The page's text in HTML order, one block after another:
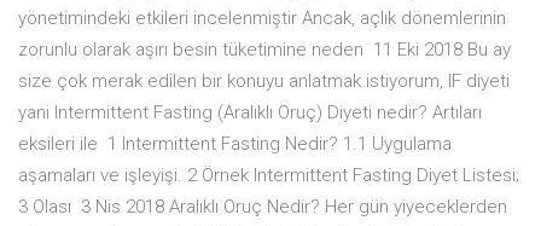
yönetimindeki etkileri incelenmiştir Ancak, açlık dönemlerinin
zorunlu olarak aşırı besin tüketimine neden 11 Eki 2018 Bu ay
size çok merak edilen bir konuyu anlatmak istiyorum, IF diyeti
yani Intermittent Fasting (Aralıklı Oruç) Diyeti nedir? Artıları
eksileri ile 1 Intermittent Fasting Nedir? 1.1 Uygulama
aşamaları ve işleyişi. 2 Örnek Intermittent Fasting Diyet Listesi;
3 Olası 3 Nis 2018 Aralıklı Oruç Nedir? Her gün yiyeceklerden